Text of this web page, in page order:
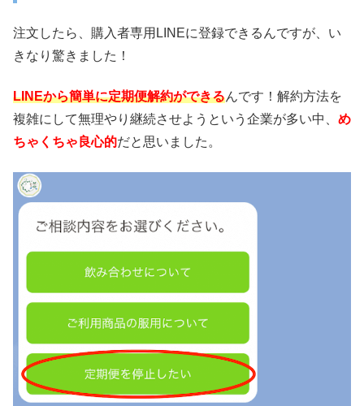
注文したら、購入者専用LINEに登録できるんですが、い
きなり驚きました！
LINEから簡単に定期便解約ができるんです！解約方法を
複雑にして無理やり継続させようという企業が多い中、 め
ちゃくちゃ良心的だと思いました。